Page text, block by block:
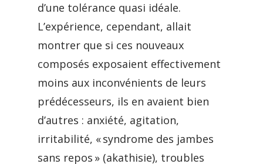
d’une tolérance quasi idéale.
L’expérience, cependant, allait
montrer que si ces nouveaux
composés exposaient effectivement
moins aux inconvénients de leurs
prédécesseurs, ils en avaient bien
d’autres : anxiété, agitation,
irritabilité, « syndrome des jambes
sans repos » (akathisie), troubles